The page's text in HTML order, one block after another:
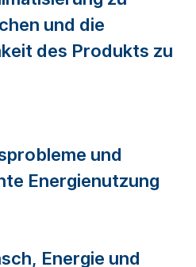
und die
des Produkts zu
und
Energienutzung
Energie und